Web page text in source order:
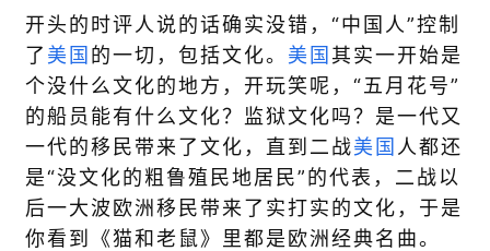
开头的时评人说的话确实没错，“中国人”控制
了 美国 的一切，包括文化。 美国 其实一开始是
个没什么文化的地方，开玩笑呢，“五月花号”
的船员能有什么文化？监狱文化吗？是一代又
一代的移民带来了文化，直到二战美国 人都还
是“没文化的粗鲁殖民地居民”的代表，二战以
后一大波欧洲移民带来了实打实的文化，于是
你看到《猫和老鼠》里都是欧洲经典名曲。